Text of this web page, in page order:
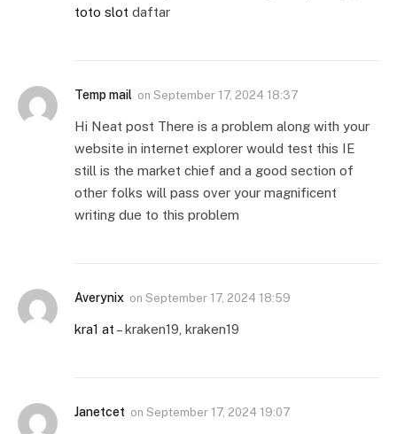
toto slot daftar
Temp mail on September 17, 2024 18:37
Hi Neat post There is a problem along with your
website in internet explorer would test this IE
still is the market chief and a good section of
other folks will pass over your magnificent
writing due to this problem
Averynix on September 17, 2024 18:59
kra1 at – kraken19, kraken19
Janetcet on September 17, 2024 19:07